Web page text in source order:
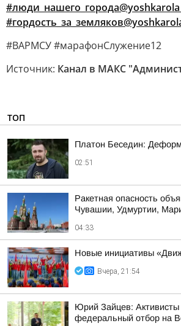
#ВАРМСУ #марафонСлужение12
Источник: Канал в МАКС
ТОП
Платон Беседин:
02:51
Ракетная опасность
Чувашии, Удмуртии,
04:33
Новые инициативы
Вчера, 21:54
Юрий Зайцев: Активисты
федеральный отбор на